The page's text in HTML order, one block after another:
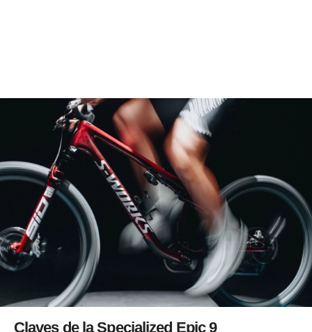
Claves de la Specialized Epic 9